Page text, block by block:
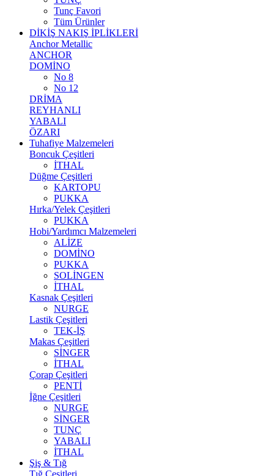
Tunç Favori
Tüm Ürünler
DİKİŞ NAKIŞ İPLİKLERİ
Anchor Metallic
ANCHOR
DOMİNO
No 8
No 12
DRİMA
REYHANLI
YABALI
ÖZARI
Tuhafiye Malzemeleri
Boncuk Çeşitleri
İTHAL
Düğme Çeşitleri
KARTOPU
PUKKA
Hırka/Yelek Çeşitleri
PUKKA
Hobi/Yardımcı Malzemeleri
ALİZE
DOMİNO
PUKKA
SOLİNGEN
İTHAL
Kasnak Çeşitleri
NURGE
Lastik Çeşitleri
TEK-İŞ
Makas Çeşitleri
SİNGER
İTHAL
Çorap Çeşitleri
PENTİ
İğne Çeşitleri
NURGE
SİNGER
TUNÇ
YABALI
İTHAL
Şiş & Tığ
Tığ Çeşitleri